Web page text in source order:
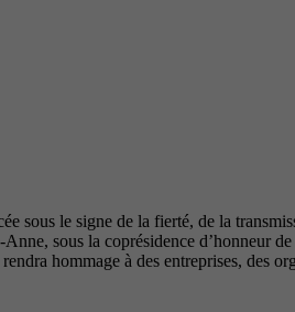
sous le signe de la fierté, de la
sous la coprésidence d’honneur
hommage à des entreprises, des